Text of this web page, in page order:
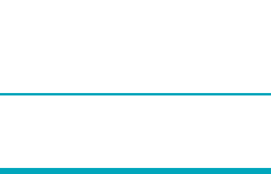
2019. ISBN
copia-